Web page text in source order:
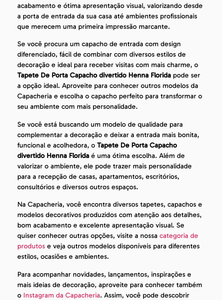
acabamento e ótima apresentação visual, valorizando desde
a porta de entrada da sua casa até ambientes profissionais
que merecem uma primeira impressão marcante.
Se você procura um capacho de entrada com design
diferenciado, fácil de combinar com diversos estilos de
decoração e ideal para receber visitas com mais charme, o
Tapete De Porta Capacho divertido Henna Florida pode ser
a opção ideal. Aproveite para conhecer outros modelos da
Capacheria e escolha o capacho perfeito para transformar o
seu ambiente com mais personalidade.
Se você está buscando um modelo de qualidade para
complementar a decoração e deixar a entrada mais bonita,
funcional e acolhedora, o Tapete De Porta Capacho
divertido Henna Florida é uma ótima escolha. Além de
valorizar o ambiente, ele pode trazer mais personalidade
para a recepção de casas, apartamentos, escritórios,
consultórios e diversos outros espaços.
Na Capacheria, você encontra diversos tapetes, capachos e
modelos decorativos produzidos com atenção aos detalhes,
bom acabamento e excelente apresentação visual. Se
quiser conhecer outras opções, visite a nossa categoria de
produtos e veja outros modelos disponíveis para diferentes
estilos, ocasiões e ambientes.
Para acompanhar novidades, lançamentos, inspirações e
mais ideias de decoração, aproveite para conhecer também
o Instagram da Capacheria. Assim, você pode descobrir